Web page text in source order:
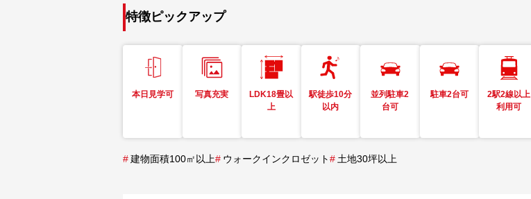
特徴ピックアップ
本日見学可 写真充実
LDK18畳以
上
駅徒歩10分
以内
並列駐車2
台可
駐車2台可
2駅2線以上
利用可
#建物面積100㎡以上# ウォークインクロゼット# 土地30坪以上